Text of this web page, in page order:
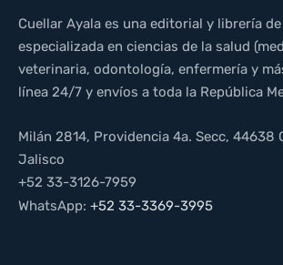
Cuellar Ayala es una editorial y librería
especializada en ciencias de la salud
veterinaria, odontología, enfermería y
línea 24/7 y envíos a toda la República
Milán 2814, Providencia 4a. Secc, 44638
Jalisco
+52 33-3126-7959
WhatsApp: +52 33-3369-3995